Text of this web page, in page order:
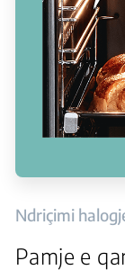
Ndriçimi
Pamje e